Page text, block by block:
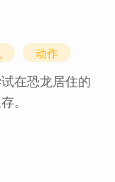
动作
在恐龙居住的
。